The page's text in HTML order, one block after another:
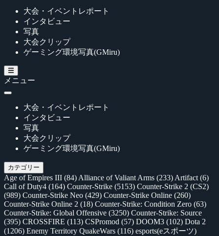
大会・イベントレポート
インタビュー
写真
大会クリップ
ゲーミング環境写真(GMiru)
メニュー
大会・イベントレポート
インタビュー
写真
大会クリップ
ゲーミング環境写真(GMiru)
カテゴリー
Age of Empires III (84) Alliance of Valiant Arms (233) Artifact (6)
Call of Duty4 (164) Counter-Strike (5153) Counter-Strike 2 (CS2)
(989) Counter-Strike Neo (429) Counter-Strike Online (260)
Counter-Strike Online 2 (18) Counter-Strike: Condition Zero (63)
Counter-Strike: Global Offensive (3250) Counter-Strike: Source
(395) CROSSFIRE (113) CSPromod (57) DOOM3 (102) Dota 2
(1206) Enemy Territory QuakeWars (116) esports(eスポーツ)